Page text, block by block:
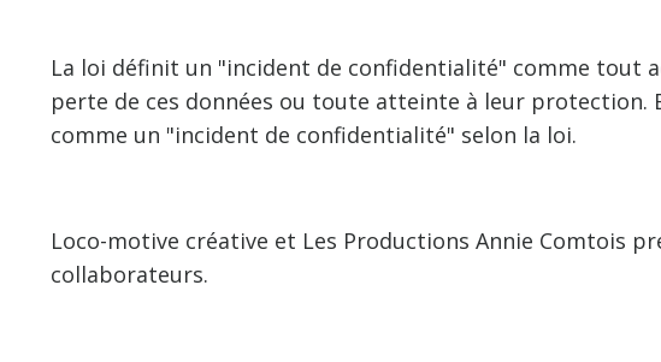
La loi définit un "incident de confidentialité" comme tout
perte de ces données ou toute atteinte à leur protection.
comme un "incident de confidentialité" selon la loi.
Loco-motive créative et Les Productions Annie Comtois
collaborateurs.